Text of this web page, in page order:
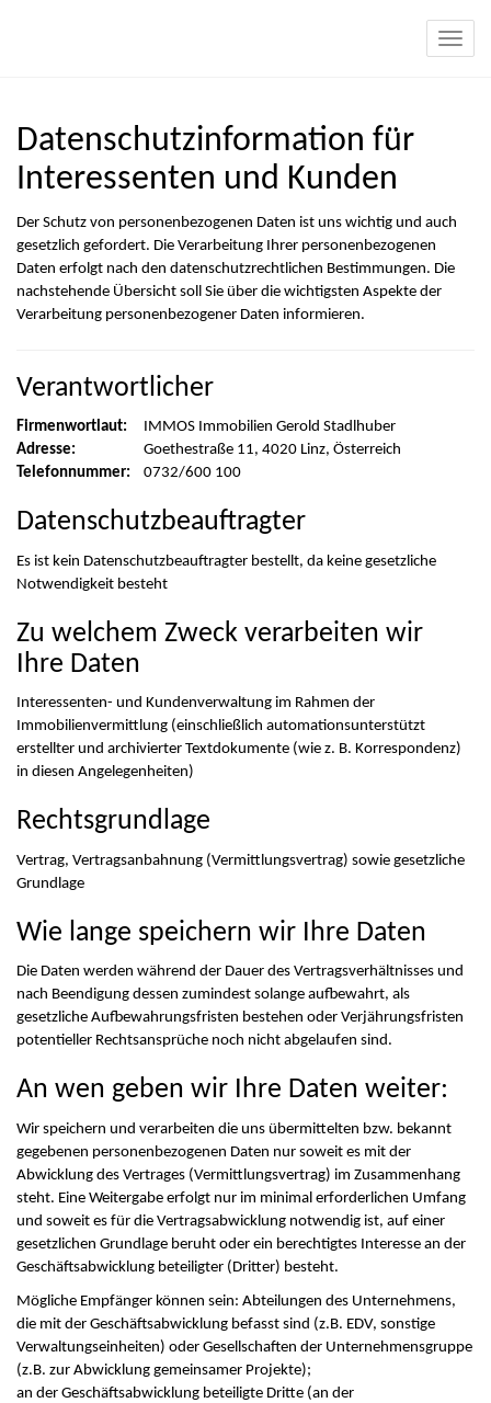
Datenschutzinformation für
Interessenten und Kunden
Der Schutz von personenbezogenen Daten ist uns wichtig und auch
gesetzlich gefordert. Die Verarbeitung Ihrer personenbezogenen
Daten erfolgt nach den datenschutzrechtlichen Bestimmungen. Die
nachstehende Übersicht soll Sie über die wichtigsten Aspekte der
Verarbeitung personenbezogener Daten informieren.
Verantwortlicher
Firmenwortlaut:
IMMOS Immobilien Gerold Stadlhuber
Adresse:
Goethestraße 11, 4020 Linz, Österreich
Telefonnummer:
0732/600 100
Datenschutzbeauftragter
Es ist kein Datenschutzbeauftragter bestellt, da keine gesetzliche
Notwendigkeit besteht
Zu welchem Zweck verarbeiten wir
Ihre Daten
Interessenten- und Kundenverwaltung im Rahmen der
Immobilienvermittlung (einschließlich automationsunterstützt
erstellter und archivierter Textdokumente (wie z. B. Korrespondenz)
in diesen Angelegenheiten)
Rechtsgrundlage
Vertrag, Vertragsanbahnung (Vermittlungsvertrag) sowie gesetzliche
Grundlage
Wie lange speichern wir Ihre Daten
Die Daten werden während der Dauer des Vertragsverhältnisses und
nach Beendigung dessen zumindest solange aufbewahrt, als
gesetzliche Aufbewahrungsfristen bestehen oder Verjährungsfristen
potentieller Rechtsansprüche noch nicht abgelaufen sind.
An wen geben wir Ihre Daten weiter:
Wir speichern und verarbeiten die uns übermittelten bzw. bekannt
gegebenen personenbezogenen Daten nur soweit es mit der
Abwicklung des Vertrages (Vermittlungsvertrag) im Zusammenhang
steht. Eine Weitergabe erfolgt nur im minimal erforderlichen Umfang
und soweit es für die Vertragsabwicklung notwendig ist, auf einer
gesetzlichen Grundlage beruht oder ein berechtigtes Interesse an der
Geschäftsabwicklung beteiligter (Dritter) besteht.
Mögliche Empfänger können sein: Abteilungen des Unternehmens,
die mit der Geschäftsabwicklung befasst sind (z.B. EDV, sonstige
Verwaltungseinheiten) oder Gesellschaften der Unternehmensgruppe
(z.B. zur Abwicklung gemeinsamer Projekte);
an der Geschäftsabwicklung beteiligte Dritte (an der